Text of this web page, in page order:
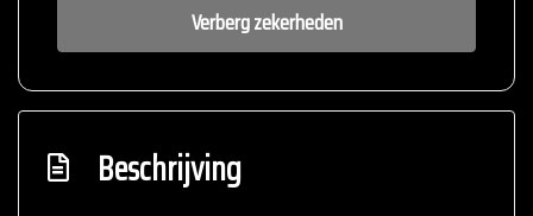
Verberg zekerheden
Beschrijving